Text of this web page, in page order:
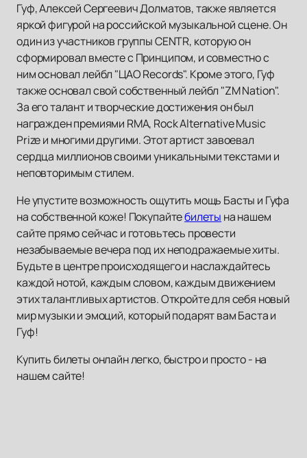
Гуф, Алексей Сергеевич Долматов, также является
яркой фигурой на российской музыкальной сцене. Он
один из участников группы CENTR, которую он
сформировал вместе с Принципом, и совместно с
ним основал лейбл "ЦАО Records". Кроме этого, Гуф
также основал свой собственный лейбл "ZM Nation".
За его талант и творческие достижения он был
награжден премиями RMA, Rock Alternative Music
Prize и многими другими. Этот артист завоевал
сердца миллионов своими уникальными текстами и
неповторимым стилем.
Не упустите возможность ощутить мощь Басты и Гуфа
на собственной коже! Покупайтебилеты на нашем
сайте прямо сейчас и готовьтесь провести
незабываемые вечера под их неподражаемые хиты.
Будьте в центре происходящего и наслаждайтесь
каждой нотой, каждым словом, каждым движением
этих талантливых артистов. Откройте для себя новый
мир музыки и эмоций, который подарят вам Баста и
Гуф!
Купить билеты онлайн легко, быстро и просто - на
нашем сайте!